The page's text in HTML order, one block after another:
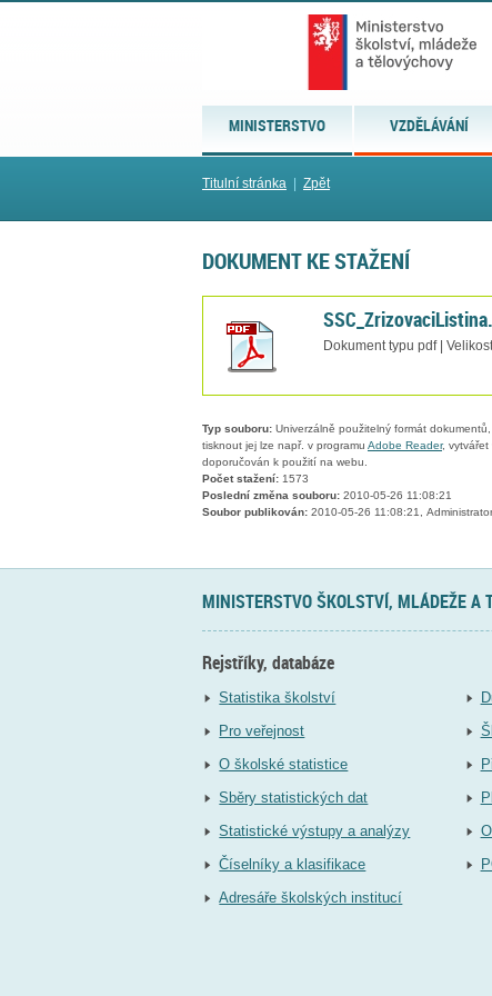
MINISTERSTVO VZDĚLÁVÁNÍ
Titulní stránka Zpět
DOKUMENT KE STAŽENÍ
Dokument typu pdf |
Typ souboru: Univerzálně použitelný formát
tisknout jej lze např. v programu Adobe Reader, vytvářet
doporučován k použití na webu.
Počet stažení: 1573
Poslední změna souboru: 2010-05-26 11:08:21
Soubor publikován: 2010-05-26 11:08:21, Administrator
MINISTERSTVO ŠKOLSTVÍ, MLÁDEŽE A
Rejstříky, databáze
Statistika školství
Pro veřejnost
O školské statistice
Sběry statistických dat
Statistické výstupy a analýzy
Číselníky a klasifikace
Adresáře školských institucí